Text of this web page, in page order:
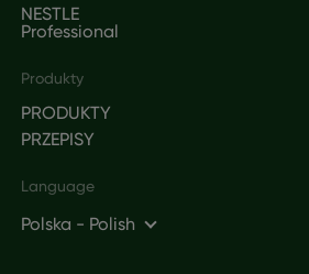
NESTLE
Professional
Produkty
PRODUKTY
PRZEPISY
Language
Polska - Polish